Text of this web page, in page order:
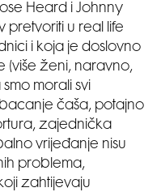
Heard i Johnny
pretvoriti u real life
i koja je doslovno
(više ženi, naravno,
morali svi
čaša, potajno
zajednička
vrijeđanje nisu
problema,
zahtijevaju